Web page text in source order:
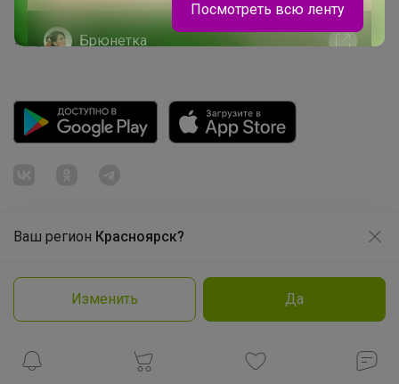
Ваш регион Красноярск?
Изменить Да
Пульс нашего маркетплейса
Укорачиватель ссылок
Политика конфиденциальности
Cоглашение пользователя
Брюнетка
Роскошные образы на 1 сентября!
Посмотреть всю ленту
Продолжая использовать этот сайт и нажимая кнопку
Принять